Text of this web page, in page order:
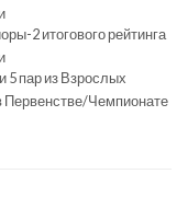
2 итогового рейтинга
5 пар из Взрослых
Первенстве/Чемпионате